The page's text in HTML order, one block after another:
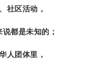
社区活动，
都是未知的；
人团体里，